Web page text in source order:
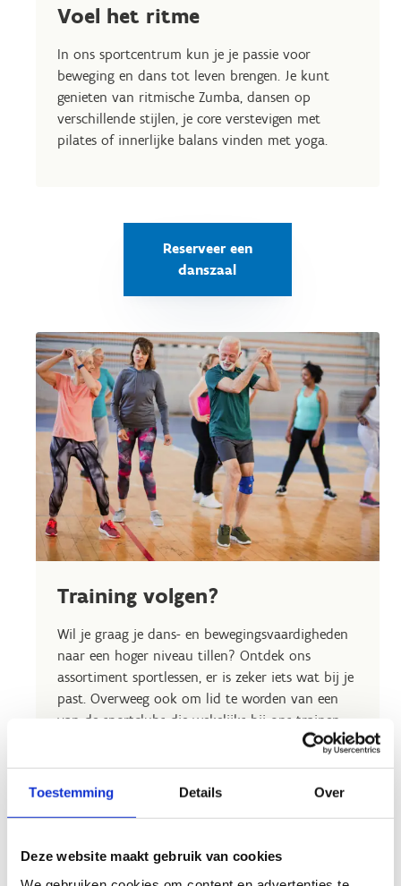
Toestemming Details Over
Deze website maakt gebruik van cookies
Voel het ritme
In ons sportcentrum kun je je passie voor
beweging en dans tot leven brengen. Je kunt
genieten van ritmische Zumba, dansen op
verschillende stijlen, je core verstevigen met
pilates of innerlijke balans vinden met yoga.
Reserveer een
danszaal
Training volgen?
Wil je graag je dans- en bewegingsvaardigheden
naar een hoger niveau tillen? Ontdek ons
assortiment sportlessen, er is zeker iets wat bij je
past. Overweeg ook om lid te worden van een
van de sportclubs die wekelijks bij ons trainen.
Aarzel niet om contact met ons op te nemen
mogelijkheden.
Contacteer ons